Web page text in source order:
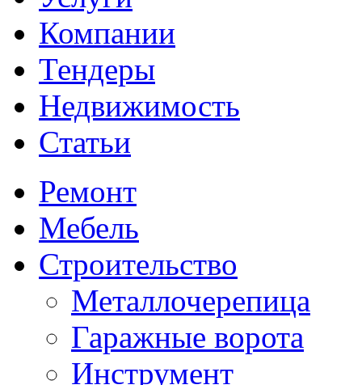
Компании
Тендеры
Недвижимость
Статьи
Ремонт
Мебель
Строительство
Металлочерепица
Гаражные ворота
Инструмент